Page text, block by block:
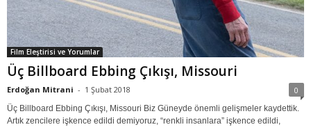
Film Eleştirisi ve Yorumlar
Üç Billboard Ebbing Çıkışı, Missouri
Erdoğan Mitrani - 1 Şubat 2018 0
Üç Billboard Ebbing Çıkışı, Missouri Biz Güneyde önemli gelişmeler kaydettik.
Artık zencilere işkence edildi demiyoruz, “renkli insanlara” işkence edildi,